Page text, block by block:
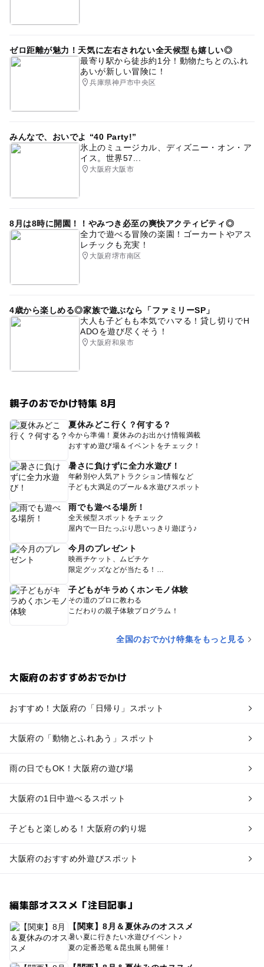
ゼロ距離が魅力！天気に左右されない全天候型も嬉しい◎
最寄り駅から徒歩約1分！動物たちとのふれ
あいが新しい冒険に！
兵庫県神戸市中央区
みんなで、おいでよ “40 Party!”
氷上のミュージカル、ディズニー・オン・ア
イス。世界57...
大阪府大阪市
8月は8時に開園！！やみつき必至の爽快アクティビティ◎
全力で遊べる冒険の楽園！ゴーカートやアス
レチックも充実！
大阪府堺市南区
4歳から楽しめる◎家族で遊ぶなら「ファミリーSP」
大人も子どもも本気でハマる！貸し切りでH
ADOを遊び尽くそう！
大阪府和泉市
親子のおでかけ特集 8月
夏休みどこ行く？何する？
今から準備！夏休みのお出かけ情報満載
おすすめ遊び場＆イベントをチェック！
暑さに負けずに全力水遊び！
年齢別や人気アトラクション情報など
子ども大満足のプール＆水遊びスポット
雨でも遊べる場所！
全天候型スポットをチェック
屋内で一日たっぷり思いっきり遊ぼう♪
今月のプレゼント
映画チケット、ムビチケ
限定グッズなどが当たる！
子どもがキラめくホンモノ体験
その道のプロに教わる
こだわりの親子体験プログラム！
全国のおでかけ特集をもっと見る
大阪府のおすすめおでかけ
おすすめ！大阪府の「日帰り」スポット
大阪府の「動物とふれあう」スポット
雨の日でもOK！大阪府の遊び場
大阪府の1日中遊べるスポット
子どもと楽しめる！大阪府の釣り堀
大阪府のおすすめ外遊びスポット
編集部オススメ「注目記事」
【関東】8月＆夏休みのオススメ
暑い夏に行きたい水遊びイベント♪
夏の定番恐竜＆昆虫展も開催！